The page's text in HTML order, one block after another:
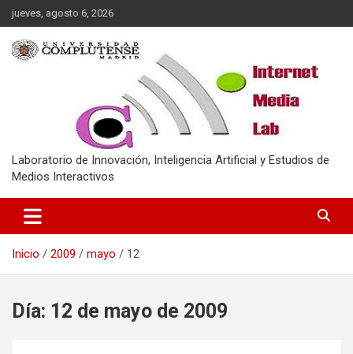
Saltar
al
contenido
jueves, agosto 6, 2026
Laboratorio de Innovación, Inteligencia Artificial y Estudios de
Medios Interactivos
Inicio 2009 mayo 12
Día: 12 de mayo de 2009